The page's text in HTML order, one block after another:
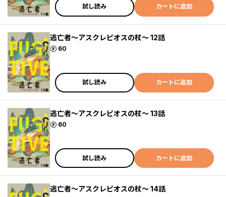
試し読み カートに追加
逃亡者～アスクレピオスの杖～ 12話
60
ポイント
試し読み カートに追加
逃亡者～アスクレピオスの杖～ 13話
60
ポイント
試し読み カートに追加
逃亡者～アスクレピオスの杖～ 14話